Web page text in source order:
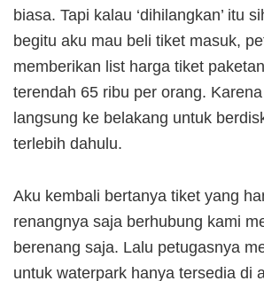
biasa. Tapi kalau ‘dihilangkan’ itu
begitu aku mau beli tiket masuk,
memberikan list harga tiket
terendah 65 ribu per orang.
langsung ke belakang untuk
terlebih dahulu.
Aku kembali bertanya tiket yang
renangnya saja berhubung kami
berenang saja. Lalu petugasnya
untuk waterpark hanya tersedia di